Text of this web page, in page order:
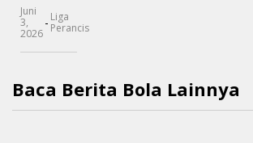
Juni
3,
2026
- Liga
Perancis
Baca Berita Bola Lainnya